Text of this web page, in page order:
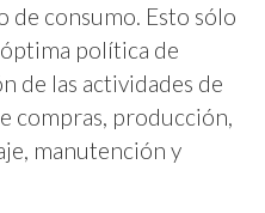
de consumo. Esto sólo
política de
de las actividades de
compras, producción,
manutención y